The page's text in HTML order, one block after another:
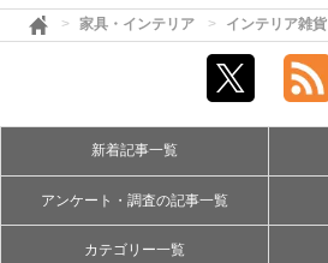
家具・インテリア インテリア雑貨
新着記事一覧
アンケート・調査の記事一覧
カテゴリー一覧